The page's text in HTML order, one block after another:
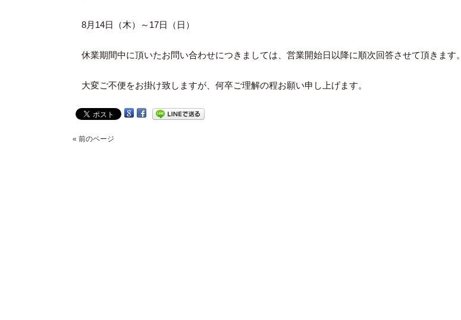
8月14日（木）～17日（日）
休業期間中に頂いたお問い合わせにつきましては、営業開始日以降に順次回答させて頂きます。
大変ご不便をお掛け致しますが、何卒ご理解の程お願い申し上げます。
« 前のページ